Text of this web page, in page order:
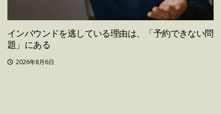
インバウンドを逃している理由は、「予約できない問
題」にある
2026年8月6日